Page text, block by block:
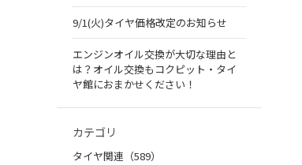
9/1(火)タイヤ価格改定のお知らせ
エンジンオイル交換が大切な理由と
は？オイル交換もコクピット・タイ
ヤ館におまかせください！
カテゴリ
タイヤ関連（589）